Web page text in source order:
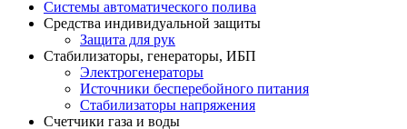
Системы автоматического полива
Средства индивидуальной защиты
Защита для рук
Стабилизаторы, генераторы, ИБП
Электрогенераторы
Источники бесперебойного питания
Стабилизаторы напряжения
Счетчики газа и воды